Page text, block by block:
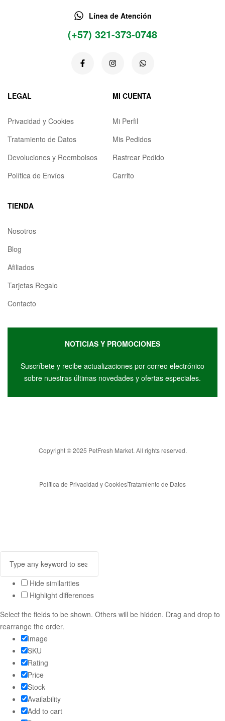
Línea de Atención
(+57) 321-373-0748
LEGAL
Privacidad y Cookies
Tratamiento de Datos
Devoluciones y Reembolsos
Política de Envíos
MI CUENTA
Mi Perfil
Mis Pedidos
Rastrear Pedido
Carrito
TIENDA
Nosotros
Blog
Afiliados
Tarjetas Regalo
Contacto
NOTICIAS Y PROMOCIONES
Suscríbete y recibe actualizaciones por correo electrónico
sobre nuestras últimas novedades y ofertas especiales.
Copyright © 2025 PetFresh Market. All rights reserved.
Política de Privacidad y CookiesTratamiento de Datos
Hide similarities
Highlight differences
Select the fields to be shown. Others will be hidden. Drag and drop to
rearrange the order.
Image
SKU
Rating
Price
Stock
Availability
Add to cart